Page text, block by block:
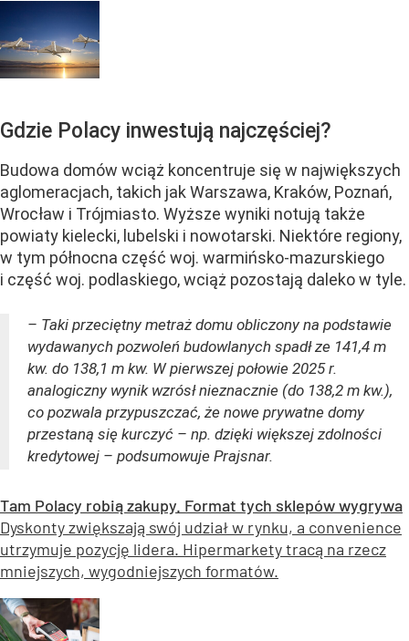
Gdzie Polacy inwestują najczęściej?
Budowa domów wciąż koncentruje się w największych
aglomeracjach, takich jak Warszawa, Kraków, Poznań,
Wrocław i Trójmiasto. Wyższe wyniki notują także
powiaty kielecki, lubelski i nowotarski. Niektóre regiony,
w tym północna część woj. warmińsko-mazurskiego
i część woj. podlaskiego, wciąż pozostają daleko w tyle.
– Taki przeciętny metraż domu obliczony na podstawie
wydawanych pozwoleń budowlanych spadł ze 141,4 m
kw. do 138,1 m kw. W pierwszej połowie 2025 r.
analogiczny wynik wzrósł nieznacznie (do 138,2 m kw.),
co pozwala przypuszczać, że nowe prywatne domy
przestaną się kurczyć – np. dzięki większej zdolności
kredytowej – podsumowuje Prajsnar.
Tam Polacy robią zakupy. Format tych sklepów wygrywa
Dyskonty zwiększają swój udział w rynku, a convenience
utrzymuje pozycję lidera. Hipermarkety tracą na rzecz
mniejszych, wygodniejszych formatów.